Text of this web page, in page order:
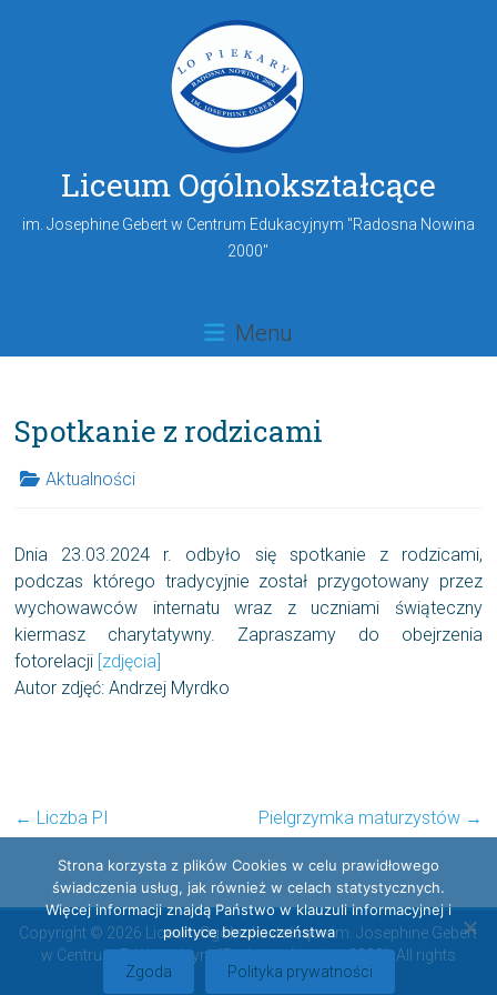
Liceum Ogólnokształcące
im. Josephine Gebert w Centrum Edukacyjnym "Radosna Nowina
2000"
Menu
Spotkanie z rodzicami
Aktualności
Dnia 23.03.2024 r. odbyło się spotkanie z rodzicami,
podczas którego tradycyjnie został przygotowany przez
wychowawców internatu wraz z uczniami świąteczny
kiermasz charytatywny. Zapraszamy do obejrzenia
fotorelacji [zdjęcia]
Autor zdjęć: Andrzej Myrdko
← Liczba PI Pielgrzymka maturzystów →
Copyright © 2026 Liceum Ogólnokształcące im. Josephine Gebert
w Centrum Edukacyjnym "Radosna Nowina 2000". All rights
reserved.
Strona korzysta z plików Cookies w celu prawidłowego
świadczenia usług, jak również w celach statystycznych.
Więcej informacji znajdą Państwo w klauzuli informacyjnej i
polityce bezpieczeństwa
Zgoda Polityka prywatności